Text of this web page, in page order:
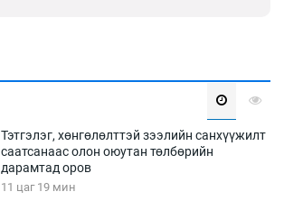
Тэтгэлэг, хөнгөлөлттэй зээлийн санхүүжилт
саатсанаас олон оюутан төлбөрийн
дарамтад оров
11 цаг 19 мин